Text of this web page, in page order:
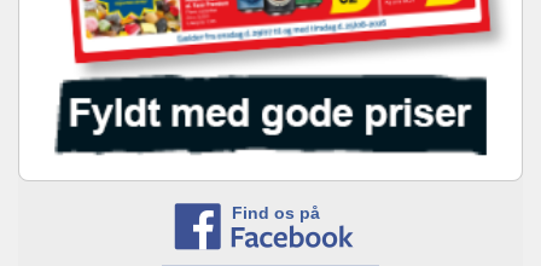
Find os på